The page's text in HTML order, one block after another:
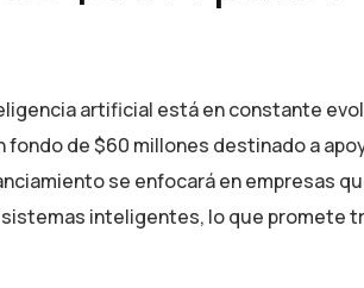
artificial está en constante
fondo de $60 millones destinado a
se enfocará en empresas
inteligentes, lo que promete